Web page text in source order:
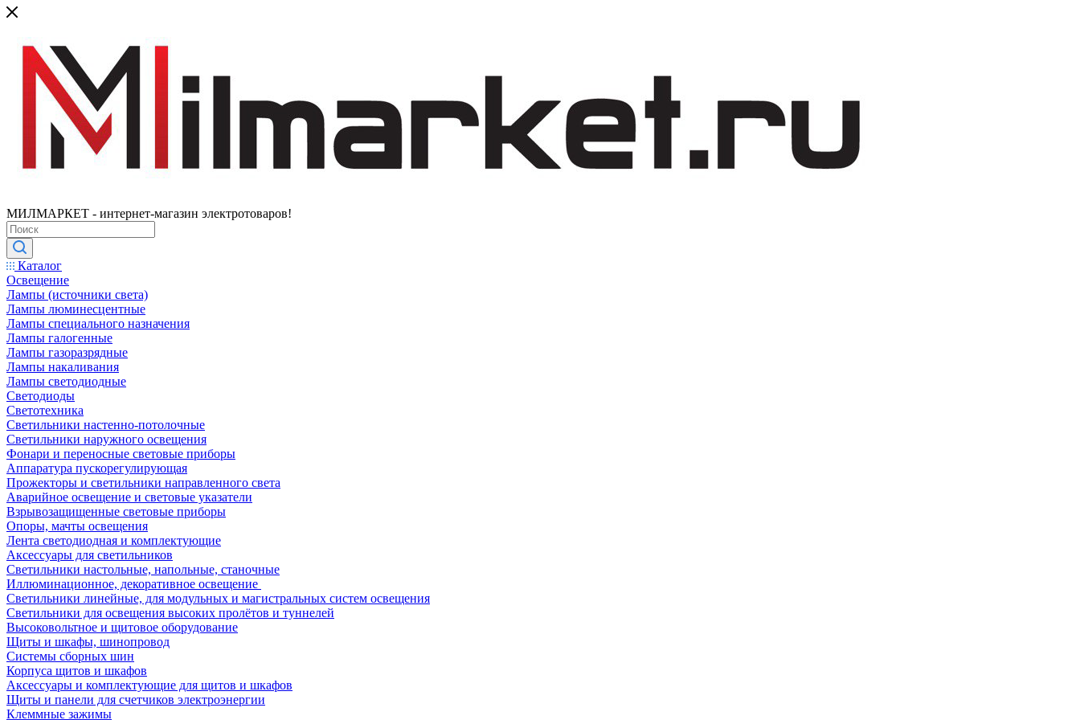
МИЛМАРКЕТ - интернет-магазин электротоваров!
Каталог
Освещение
Лампы (источники света)
Лампы люминесцентные
Лампы специального назначения
Лампы галогенные
Лампы газоразрядные
Лампы накаливания
Лампы светодиодные
Светодиоды
Светотехника
Светильники настенно-потолочные
Светильники наружного освещения
Фонари и переносные световые приборы
Аппаратура пускорегулирующая
Прожекторы и светильники направленного света
Аварийное освещение и световые указатели
Взрывозащищенные световые приборы
Опоры, мачты освещения
Лента светодиодная и комплектующие
Аксессуары для светильников
Светильники настольные, напольные, станочные
Иллюминационное, декоративное освещение
Светильники линейные, для модульных и магистральных систем освещения
Светильники для освещения высоких пролётов и туннелей
Высоковольтное и щитовое оборудование
Щиты и шкафы, шинопровод
Системы сборных шин
Корпуса щитов и шкафов
Аксессуары и комплектующие для щитов и шкафов
Щиты и панели для счетчиков электроэнергии
Клеммные зажимы